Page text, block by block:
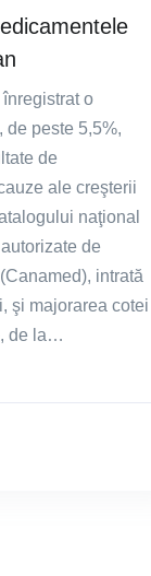
o
de peste 5,5%,
de
ale creşterii
naţional
de
intrată
şi majorarea cotei
de la…